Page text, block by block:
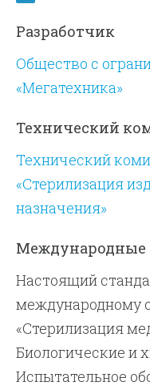
Разработчик
Общество с
«Мегатехника»
Технический
Технический
«Стерилизация
назначения»
Международные
Настоящий
международному
«Стерилизация
Биологические и
Испытательное